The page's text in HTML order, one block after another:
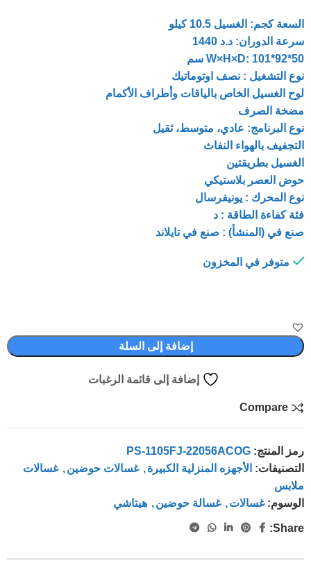
السعة كجم: الغسيل 10.5 كيلو
سرعة الدوران: د.د 1440
W×H×D: 101*92*50 سم
نوع التشغيل : نصف اوتوماتيك
لوح الغسيل الخاص بالياقات وأطراف الأكمام
مضخة الصرف
نوع البرنامج: عادي، متوسط، ثقيل
التجفيف بالهواء النفاث
الغسيل بطريقتين
حوض العصر بلاستيكي
نوع المحرك : يونيفرسال
فئة كفاءة الطاقة : د
صنع في (المنشأ) : صنع في تايلاند
متوفر في المخزون
إضافة إلى السلة
إضافة إلى قائمة الرغبات
Compare
رمز المنتج: PS-1105FJ-22056ACOG
التصنيفات: الأجهزه المنزلية الكبيرة, غسالات حوضين, غسالات
ملابس
الوسوم: غسالات, غسالة حوضين, هيتاشي
Share: